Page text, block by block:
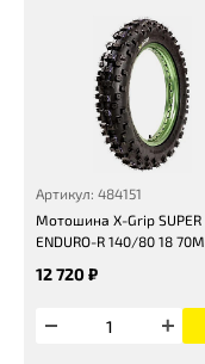
Артикул: 484151
Мотошина X-Grip SUPER
ENDURO-R 140/80 18 70M
12 720 ₽